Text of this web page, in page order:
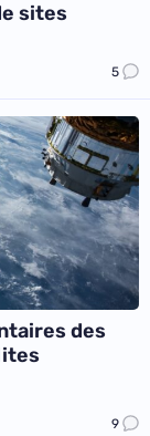
sites
5
des
9